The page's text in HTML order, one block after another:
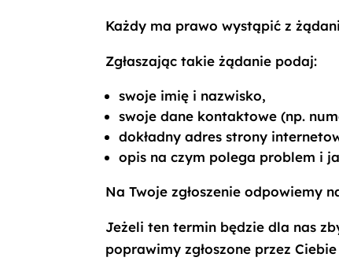
Każdy ma prawo wystąpić z
Zgłaszając takie żądanie podaj:
swoje imię i nazwisko,
swoje dane kontaktowe (np.
dokładny adres strony
opis na czym polega problem i
Na Twoje zgłoszenie odpowiemy
Jeżeli ten termin będzie dla nas
poprawimy zgłoszone przez